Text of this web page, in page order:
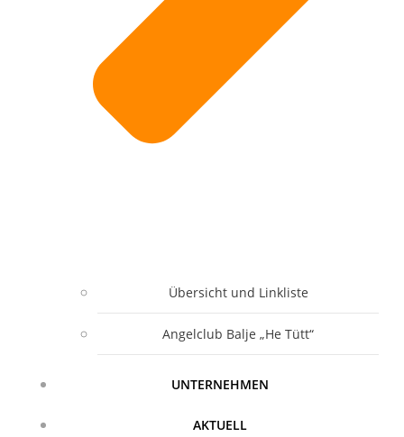
Übersicht und Linkliste
Angelclub Balje „He Tütt“
UNTERNEHMEN
AKTUELL